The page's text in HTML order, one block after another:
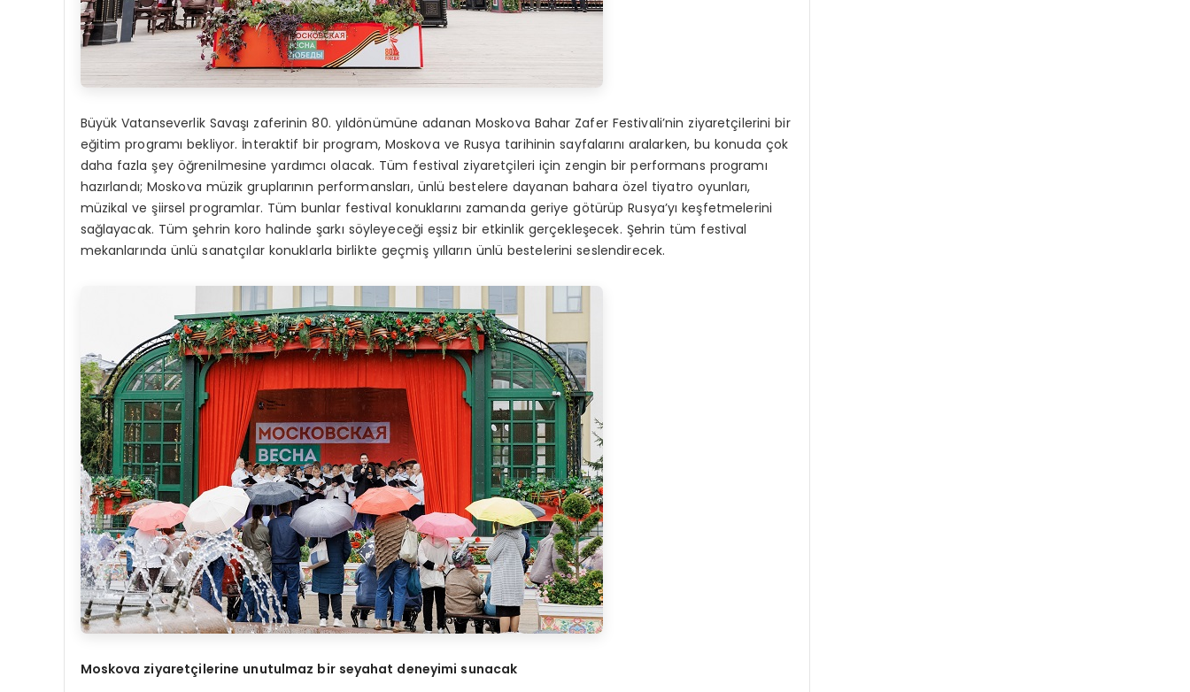
Büyük Vatanseverlik Savaşı zaferinin 80. yıldönümüne adanan Moskova Bahar Zafer Festivali’nin ziyaretçilerini bir
eğitim programı bekliyor. İnteraktif bir program, Moskova ve Rusya tarihinin sayfalarını aralarken, bu konuda çok
daha fazla şey öğrenilmesine yardımcı olacak. Tüm festival ziyaretçileri için zengin bir performans programı
hazırlandı; Moskova müzik gruplarının performansları, ünlü bestelere dayanan bahara özel tiyatro oyunları,
müzikal ve şiirsel programlar. Tüm bunlar festival konuklarını zamanda geriye götürüp Rusya’yı keşfetmelerini
sağlayacak. Tüm şehrin koro halinde şarkı söyleyeceği eşsiz bir etkinlik gerçekleşecek. Şehrin tüm festival
mekanlarında ünlü sanatçılar konuklarla birlikte geçmiş yılların ünlü bestelerini seslendirecek.
Moskova ziyaretçilerine unutulmaz bir seyahat deneyimi sunacak